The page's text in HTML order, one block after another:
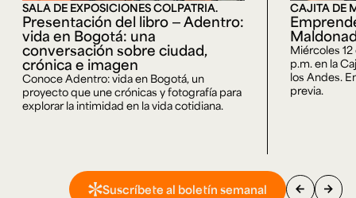
SALA DE EXPOSICIONES COLPATRIA.
Presentación del libro — Adentro:
vida en Bogotá: una
conversación sobre ciudad,
crónica e imagen
Conoce Adentro: vida en Bogotá, un
proyecto que une crónicas y fotografía para
explorar la intimidad en la vida cotidiana.
CAJITA DE
Miércoles
p.m. en la
los Andes.
previa.
Suscríbete al boletín semanal arrow_back arrow_forward